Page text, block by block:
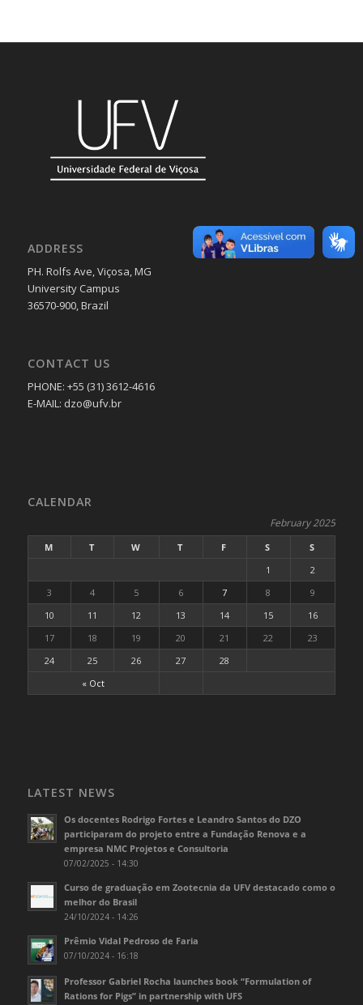
ADDRESS
PH. Rolfs Ave, Viçosa, MG
University Campus
36570-900, Brazil
CONTACT US
PHONE: +55 (31) 3612-4616
E-MAIL: dzo@ufv.br
CALENDAR
February 2025
M T W T F S S
« Oct
1
2
3
4 5 6 7 8
9
10
11 12 13 14 15
16
17
18 19 20 21 22
23
24
25 26 27 28
LATEST NEWS
Os docentes Rodrigo Fortes e Leandro Santos do DZO
participaram do projeto entre a Fundação Renova e a
empresa NMC Projetos e Consultoria
07/02/2025 - 14:30
Curso de graduação em Zootecnia da UFV destacado como o
melhor do Brasil
24/10/2024 - 14:26
Prêmio Vidal Pedroso de Faria
07/10/2024 - 16:18
Professor Gabriel Rocha launches book “Formulation of
Rations for Pigs” in partnership with UFS